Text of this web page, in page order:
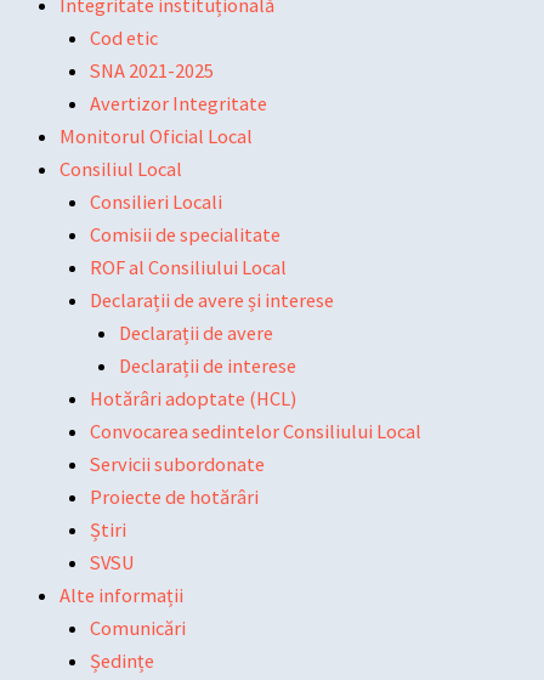
Integritate instituțională
Cod etic
SNA 2021-2025
Avertizor Integritate
Monitorul Oficial Local
Consiliul Local
Consilieri Locali
Comisii de specialitate
ROF al Consiliului Local
Declarații de avere și interese
Declarații de avere
Declarații de interese
Hotărâri adoptate (HCL)
Convocarea sedintelor Consiliului Local
Servicii subordonate
Proiecte de hotărâri
Știri
SVSU
Alte informații
Comunicări
Ședințe